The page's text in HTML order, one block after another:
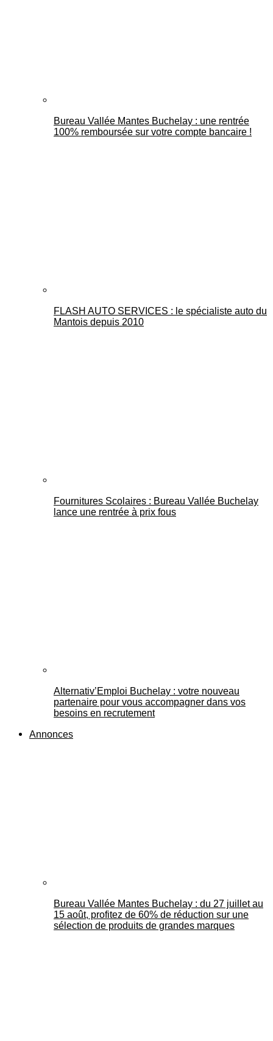
Bureau Vallée Mantes Buchelay : une rentrée
100% remboursée sur votre compte bancaire !
FLASH AUTO SERVICES : le spécialiste auto du
Mantois depuis 2010
Fournitures Scolaires : Bureau Vallée Buchelay
lance une rentrée à prix fous
Alternativ’Emploi Buchelay : votre nouveau
partenaire pour vous accompagner dans vos
besoins en recrutement
Annonces
Bureau Vallée Mantes Buchelay : du 27 juillet au
15 août, profitez de 60% de réduction sur une
sélection de produits de grandes marques